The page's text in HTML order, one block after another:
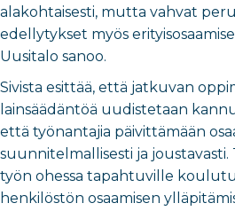
alakohtaisesti, mutta vahvat
edellytykset myös
Uusitalo sanoo.
Sivista esittää, että jatkuvan
lainsäädäntöä uudistetaan
että työnantajia päivittämään
suunnitelmallisesti ja
työn ohessa tapahtuville
henkilöstön osaamisen